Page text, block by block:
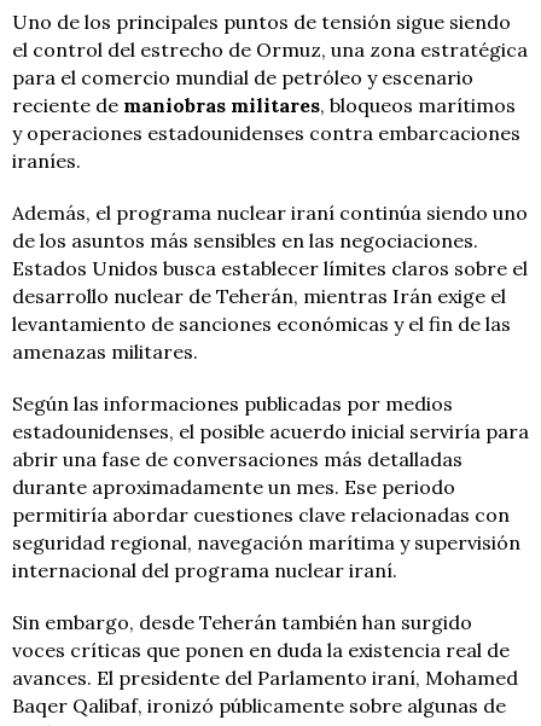
Uno de los principales puntos de tensión sigue siendo
el control del estrecho de Ormuz, una zona estratégica
para el comercio mundial de petróleo y escenario
reciente de maniobras militares, bloqueos marítimos
y operaciones estadounidenses contra embarcaciones
iraníes.
Además, el programa nuclear iraní continúa siendo uno
de los asuntos más sensibles en las negociaciones.
Estados Unidos busca establecer límites claros sobre el
desarrollo nuclear de Teherán, mientras Irán exige el
levantamiento de sanciones económicas y el fin de las
amenazas militares.
Según las informaciones publicadas por medios
estadounidenses, el posible acuerdo inicial serviría para
abrir una fase de conversaciones más detalladas
durante aproximadamente un mes. Ese periodo
permitiría abordar cuestiones clave relacionadas con
seguridad regional, navegación marítima y supervisión
internacional del programa nuclear iraní.
Sin embargo, desde Teherán también han surgido
voces críticas que ponen en duda la existencia real de
avances. El presidente del Parlamento iraní, Mohamed
Baqer Qalibaf, ironizó públicamente sobre algunas de